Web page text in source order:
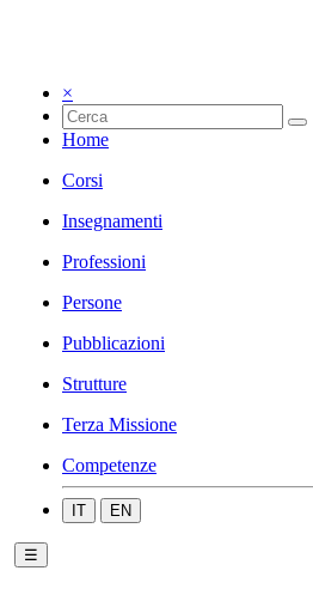
×
Home
Corsi
Insegnamenti
Professioni
Persone
Pubblicazioni
Strutture
Terza Missione
Competenze
IT EN
☰